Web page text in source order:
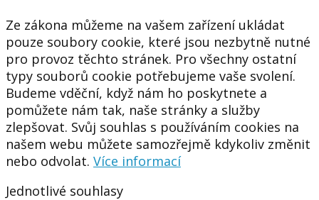
Ze zákona můžeme na vašem zařízení ukládat
pouze soubory cookie, které jsou nezbytně nutné
pro provoz těchto stránek. Pro všechny ostatní
typy souborů cookie potřebujeme vaše svolení.
Budeme vděční, když nám ho poskytnete a
pomůžete nám tak, naše stránky a služby
zlepšovat. Svůj souhlas s používáním cookies na
našem webu můžete samozřejmě kdykoliv změnit
nebo odvolat. Více informací
Jednotlivé souhlasy